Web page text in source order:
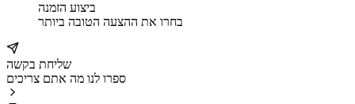
ביצוע הזמנה
בחרו את ההצעה הטובה ביותר
שליחת בקשה
ספרו לנו מה אתם צריכים